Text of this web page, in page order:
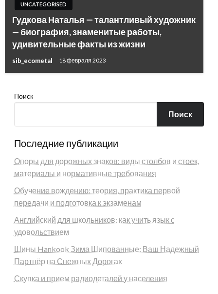
UNCATEGORISED
Гудкова Наталья — талантливый художник
— биография, знаменитые работы,
удивительные факты из жизни
sib_ecometal 18 февраля 2023
Поиск
Поиск
Последние публикации
Опоры для дорожных знаков: виды столбов и стоек,
материалы и нормативные требования
Обучение вождению: теория, практика первой
передачи и подготовка к экзаменам
Английский для школьников: как учить язык с
удовольствием
Шины Hankook Зима Шипованные: Ваш Надежный
Партнёр на Снежных Дорогах
Скупка и прием радиодеталей у населения